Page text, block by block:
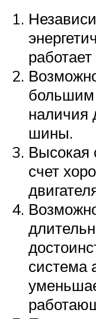
большим
наличия
шины.
Высокая
счет
система